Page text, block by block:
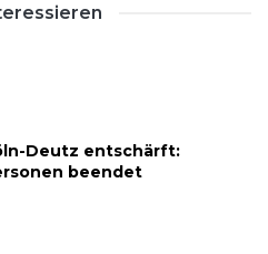
Deutz entschärft:
beendet